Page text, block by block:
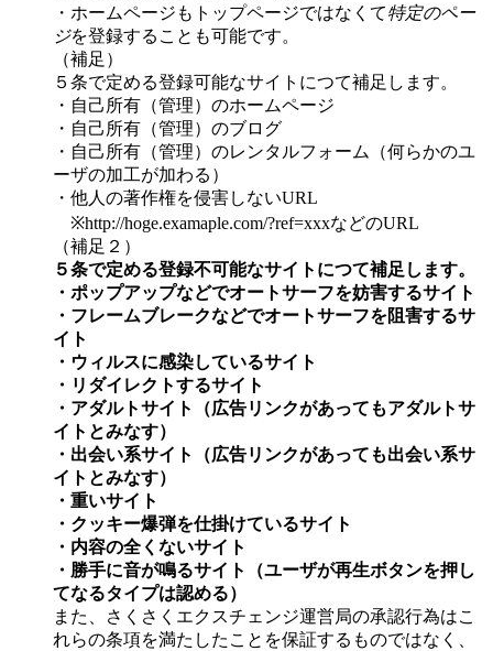
・ホームページもトップページではなくて特定のペー
ジを登録することも可能です。
（補足）
５条で定める登録可能なサイトにつて補足します。
・自己所有（管理）のホームページ
・自己所有（管理）のブログ
・自己所有（管理）のレンタルフォーム（何らかのユ
ーザの加工が加わる）
・他人の著作権を侵害しないURL
※http://hoge.examaple.com/?ref=xxxなどのURL
（補足２）
５条で定める登録不可能なサイトにつて補足します。
・ポップアップなどでオートサーフを妨害するサイト
・フレームブレークなどでオートサーフを阻害するサ
イト
・ウィルスに感染しているサイト
・リダイレクトするサイト
・アダルトサイト（広告リンクがあってもアダルトサ
イトとみなす）
・出会い系サイト（広告リンクがあっても出会い系サ
イトとみなす）
・重いサイト
・クッキー爆弾を仕掛けているサイト
・内容の全くないサイト
・勝手に音が鳴るサイト（ユーザが再生ボタンを押し
てなるタイプは認める）
また、さくさくエクスチェンジ運営局の承認行為はこ
れらの条項を満たしたことを保証するものではなく、